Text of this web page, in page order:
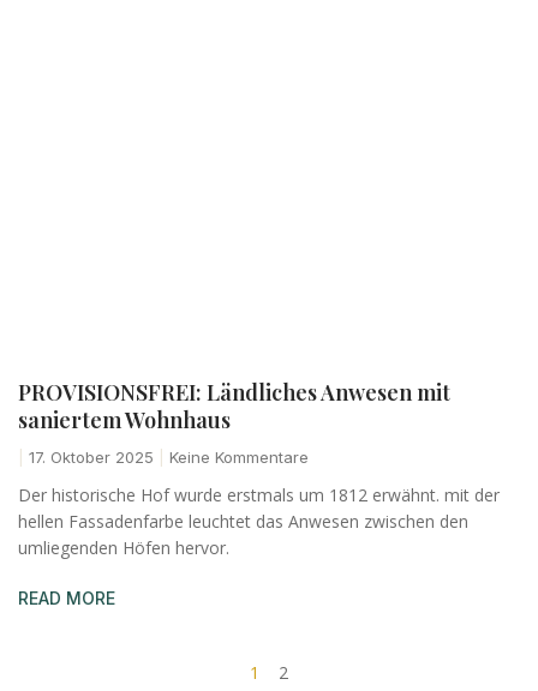
PROVISIONSFREI: Ländliches Anwesen mit
saniertem Wohnhaus
17. Oktober 2025 Keine Kommentare
Der historische Hof wurde erstmals um 1812 erwähnt. mit der
hellen Fassadenfarbe leuchtet das Anwesen zwischen den
umliegenden Höfen hervor.
READ MORE
1 2